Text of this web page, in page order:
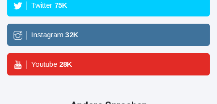
Twitter 75K
Instagram 32K
Youtube 28K